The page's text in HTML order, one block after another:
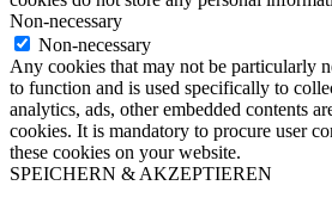
Non-necessary
Non-necessary
Any cookies that may not be particularly
to function and is used specifically to
analytics, ads, other embedded contents
cookies. It is mandatory to procure user
these cookies on your website.
SPEICHERN & AKZEPTIEREN